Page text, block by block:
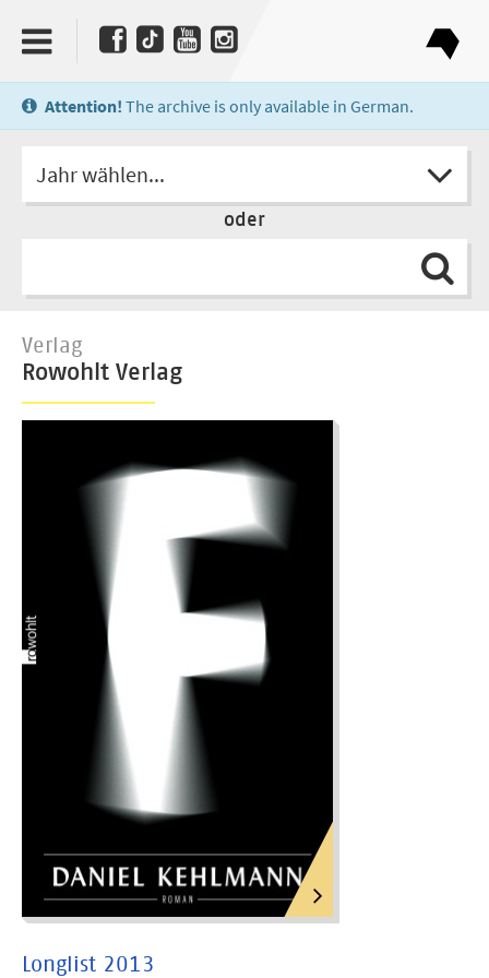
Attention! The archive is only available in German.
Jahr wählen...
oder
Verlag
Rowohlt Verlag
Longlist 2013